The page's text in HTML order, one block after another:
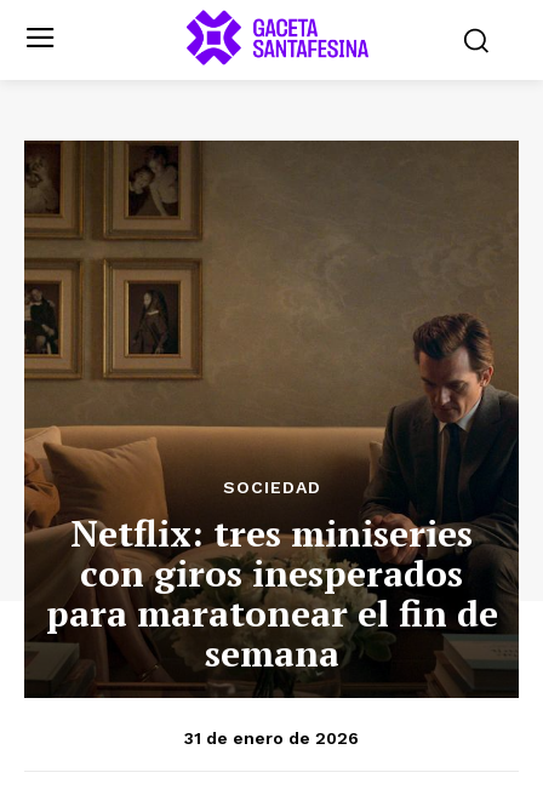
SOCIEDAD
Netflix: tres miniseries
con giros inesperados
para maratonear el fin de
semana
31 de enero de 2026